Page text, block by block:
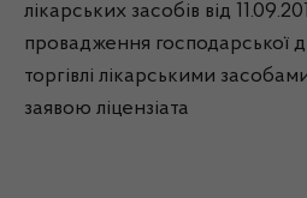
лікарських засобів від
провадження господарської
торгівлі лікарськими
заявою ліцензіата